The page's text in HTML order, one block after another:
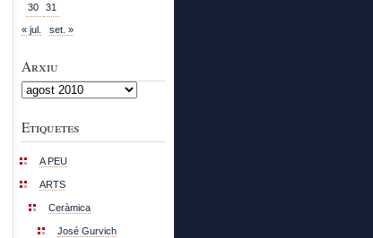
30 31
« jul. set. »
Arxiu
Arxiu
Etiquetes
A PEU
ARTS
Ceràmica
José Gurvich